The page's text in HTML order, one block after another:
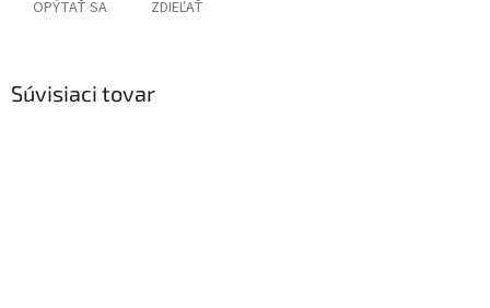
OPÝTAŤ SA ZDIEĽAŤ
Súvisiaci tovar